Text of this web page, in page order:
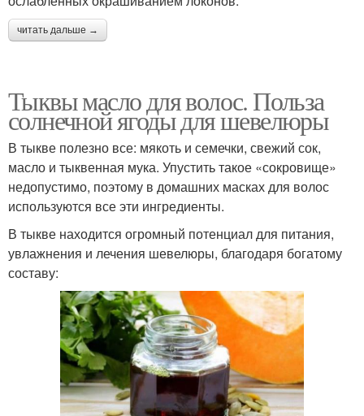
читать дальше →
Тыквы масло для волос. Польза
солнечной ягоды для шевелюры
В тыкве полезно все: мякоть и семечки, свежий сок,
масло и тыквенная мука. Упустить такое «сокровище»
недопустимо, поэтому в домашних масках для волос
используются все эти ингредиенты.
В тыкве находится огромный потенциал для питания,
увлажнения и лечения шевелюры, благодаря богатому
составу: